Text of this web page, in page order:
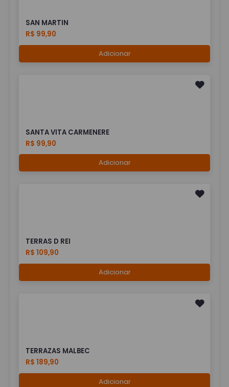
SAN MARTIN
R$ 99,90
Adicionar
SANTA VITA CARMENERE
R$ 99,90
Adicionar
TERRAS D REI
R$ 109,90
Adicionar
TERRAZAS MALBEC
R$ 189,90
Adicionar